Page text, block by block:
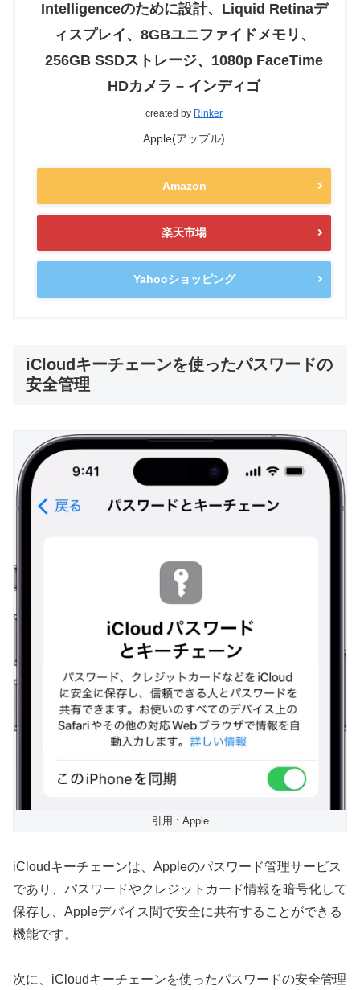
Intelligenceのために設計、Liquid Retinaデ
ィスプレイ、8GBユニファイドメモリ、
256GB SSDストレージ、1080p FaceTime
HDカメラ – インディゴ
created by Rinker
Apple(アップル)
Amazon
楽天市場
Yahooショッピング
iCloudキーチェーンを使ったパスワードの
安全管理
引用 : Apple
iCloudキーチェーンは、Appleのパスワード管理サービス
であり、パスワードやクレジットカード情報を暗号化して
保存し、Appleデバイス間で安全に共有することができる
機能です。
次に、iCloudキーチェーンを使ったパスワードの安全管理